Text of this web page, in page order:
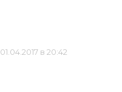
01.04.2017 в 20:42